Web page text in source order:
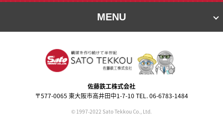
MENU
佐藤鉄⼯株式会社
〒577-0065 東⼤阪市⾼井⽥中1-7-10 TEL. 06-6783-1484
© 1997-2022 Sato Tekkou Co., Ltd.